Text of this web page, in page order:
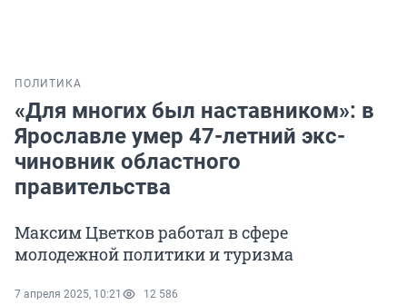
ПОЛИТИКА
«Для многих был наставником»: в
Ярославле умер 47-летний экс-
чиновник областного
правительства
Максим Цветков работал в сфере
молодежной политики и туризма
7 апреля 2025, 10:21 12 586